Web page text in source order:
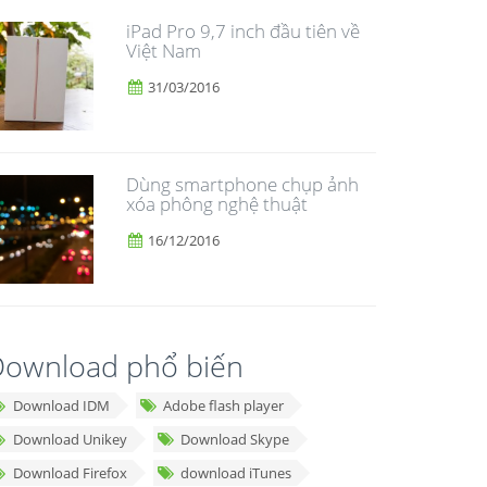
iPad Pro 9,7 inch đầu tiên về
Việt Nam
31/03/2016
Dùng smartphone chụp ảnh
xóa phông nghệ thuật
16/12/2016
phổ biến
Download IDM
Adobe flash player
Download Unikey
Download Skype
Download Firefox
download iTunes